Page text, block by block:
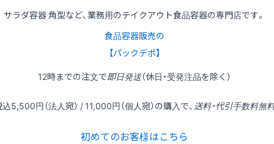
サラダ容器 角型など、業務用のテイクアウト食品容器の専門店です。
食品容器販売の
【パックデポ】
12時までの注文で即日発送（休日・受発注品を除く）
込5,500円（法人宛） / 11,000円（個人宛）の購入で、 送料・代引手数料無
初めてのお客様はこちら